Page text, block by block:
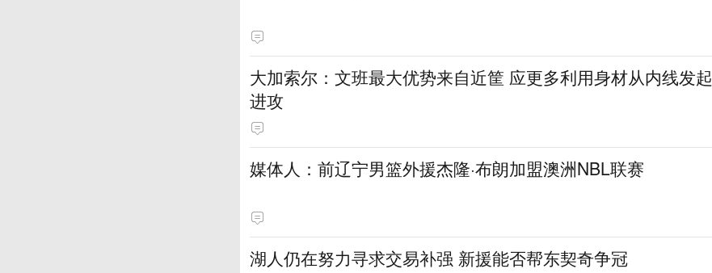
大加索尔：文班最大优势来自近筐 应更多利用身材从内线发起
进攻
媒体人：前辽宁男篮外援杰隆·布朗加盟澳洲NBL联赛
湖人仍在努力寻求交易补强 新援能否帮东契奇争冠